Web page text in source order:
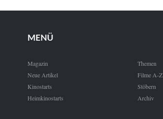
Schnee.
MENÜ
Magazin
Neue Artikel
Kinostarts
Heimkinostarts
Themen
Filme A-Z
Stöbern
Archiv